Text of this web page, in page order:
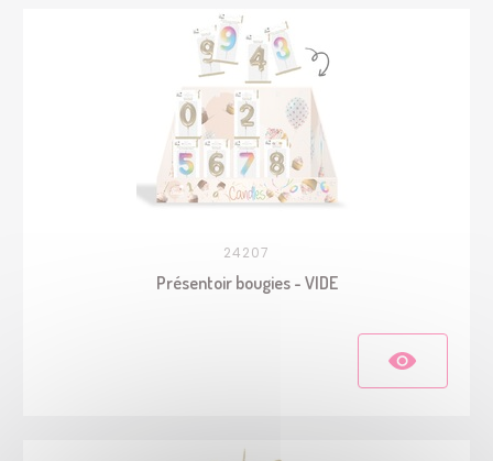
24207
Présentoir bougies - VIDE